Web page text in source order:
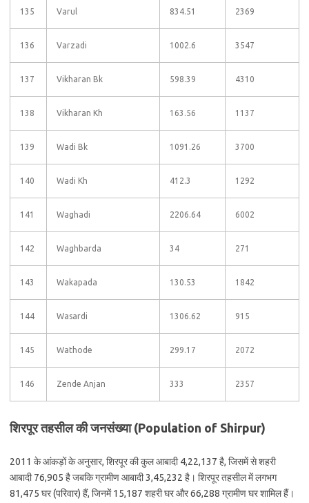
135 Varul 834.51 2369
136 Varzadi 1002.6 3547
137 Vikharan Bk 598.39 4310
138 Vikharan Kh 163.56 1137
139 Wadi Bk 1091.26 3700
140 Wadi Kh 412.3 1292
141 Waghadi 2206.64 6002
142 Waghbarda 34 271
143 Wakapada 130.53 1842
144 Wasardi 1306.62 915
145 Wathode 299.17 2072
146 Zende Anjan 333 2357
शिरपूर तहसील की जनसंख्या (Population of Shirpur)
2011 के आंकड़ों के अनुसार, शिरपूर की कुल आबादी 4,22,137 है, जिसमें से शहरी
आबादी 76,905 है जबकि ग्रामीण आबादी 3,45,232 है। शिरपूर तहसील में लगभग
81,475 घर (परिवार) हैं, जिनमें 15,187 शहरी घर और 66,288 ग्रामीण घर शामिल हैं।